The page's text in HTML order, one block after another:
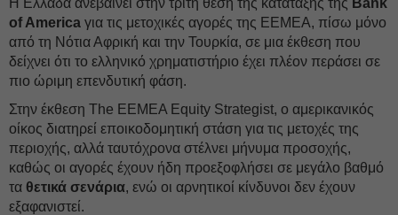
Η Ελλάδα ανεβαίνει στην τρίτη θέση της κατάταξης της Bank
of America για τις μετοχικές αγορές της EEMEA, πίσω μόνο
από τη Νότια Αφρική και την Τουρκία, σε μια έκθεση που
δείχνει ότι το ελληνικό χρηματιστήριο έχει πλέον περάσει σε
πιο ώριμη επενδυτική φάση.
Στην έκθεση The EEMEA Equity Strategist, ο αμερικανικός
οίκος διατηρεί εποικοδομητική στάση για τις μετοχές της
περιοχής, αλλά ταυτόχρονα στέλνει μήνυμα προσοχής,
καθώς οι αγορές έχουν ήδη προεξοφλήσει σε μεγάλο βαθμό
τα θετικά σενάρια, ενώ οι αρνητικοί κίνδυνοι δεν έχουν
εξαφανιστεί.